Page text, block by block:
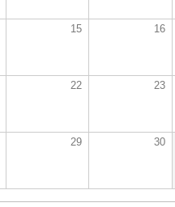
15 16
22 23
29 30